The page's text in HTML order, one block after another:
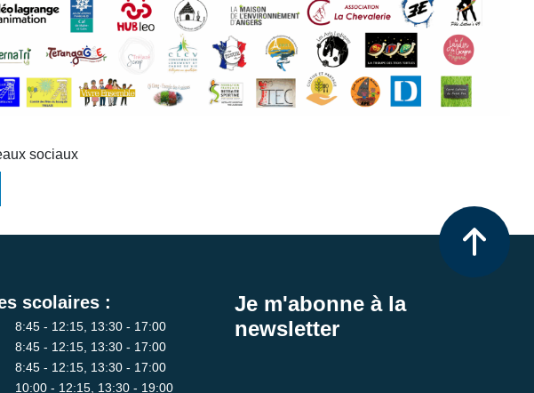
sociaux
scolaires :
8:45 - 12:15, 13:30 - 17:00
8:45 - 12:15, 13:30 - 17:00
8:45 - 12:15, 13:30 - 17:00
10:00 - 12:15, 13:30 - 19:00
Je m'abonne à la
newsletter